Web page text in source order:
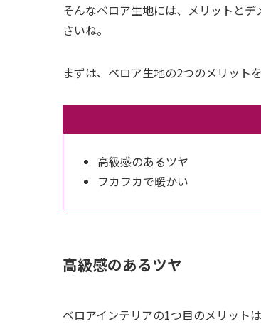
そんなベロア生地には、メリットと
さいね。
まずは、ベロア生地の2つのメリット
高級感のあるツヤ
フカフカで暖かい
高級感のあるツヤ
ベロアインテリアの1つ目のメリット